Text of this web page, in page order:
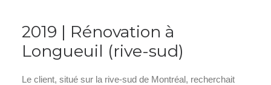
2019 | Rénovation à
Longueuil (rive-sud)
Le client, situé sur la rive-sud de Montréal, recherchait